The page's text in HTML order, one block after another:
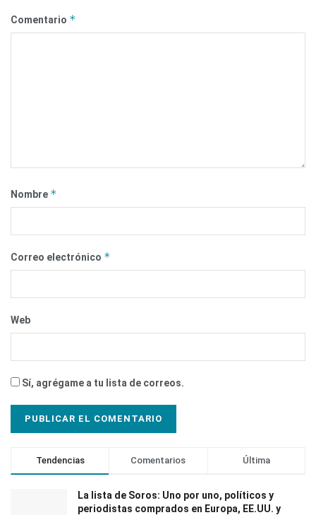
Comentario *
Nombre *
Correo electrónico *
Web
Sí, agrégame a tu lista de correos.
Tendencias Comentarios Última
La lista de Soros: Uno por uno, políticos y
periodistas comprados en Europa, EE.UU. y